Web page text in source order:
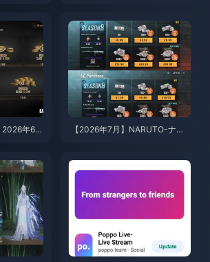
2026年6
【2026年7月】NARUTO-ナル
格、おすすめパック＆安全なチ
ャージ手順